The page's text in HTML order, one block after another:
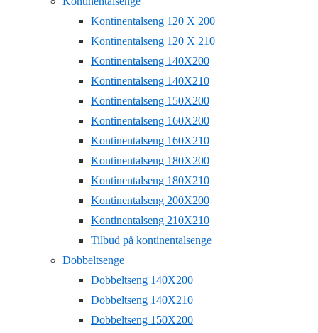
Kontinentalseng 120 X 200
Kontinentalseng 120 X 210
Kontinentalseng 140X200
Kontinentalseng 140X210
Kontinentalseng 150X200
Kontinentalseng 160X200
Kontinentalseng 160X210
Kontinentalseng 180X200
Kontinentalseng 180X210
Kontinentalseng 200X200
Kontinentalseng 210X210
Tilbud på kontinentalsenge
Dobbeltsenge
Dobbeltseng 140X200
Dobbeltseng 140X210
Dobbeltseng 150X200